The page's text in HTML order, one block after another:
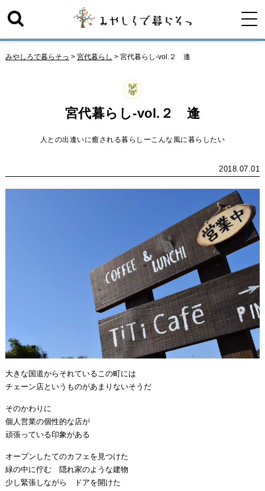
みやしろで暮らそっ > 宮代暮らし > 宮代暮らし-vol.２ 逢
宮代暮らし-vol.２ 逢
人との出逢いに癒される暮らしーこんな風に暮らしたい
2018.07.01
大きな国道からそれているこの町には
チェーン店というものがあまりないそうだ
そのかわりに
個人営業の個性的な店が
頑張っている印象がある
オープンしたてのカフェを見つけた
緑の中に佇む 隠れ家のような建物
少し緊張しながら ドアを開けた